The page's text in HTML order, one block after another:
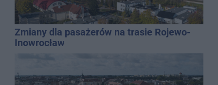
Zmiany dla pasażerów na trasie Rojewo-
Inowrocław